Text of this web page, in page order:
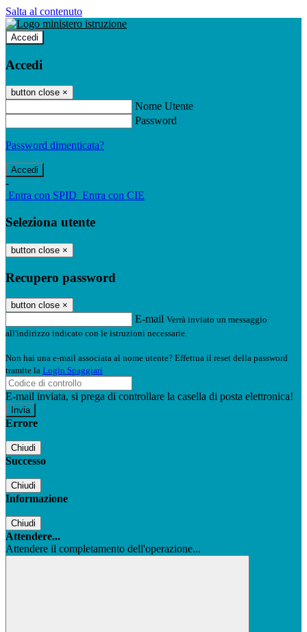
Salta al contenuto
Accedi
Accedi
button close ×
Nome Utente
Password
Password dimenticata?
-
Entra con SPID Entra con CIE
Seleziona utente
button close ×
Recupero password
button close ×
E-mail Verrà inviato un messaggio
all'indirizzo indicato con le istruzioni necessarie.
Non hai una e-mail associata al nome utente? Effettua il reset della password
tramite la Login Spaggiari
E-mail inviata, si prega di controllare la casella di posta elettronica!
Errore
Chiudi
Successo
Chiudi
Informazione
Chiudi
Attendere...
Attendere il completamento dell'operazione...